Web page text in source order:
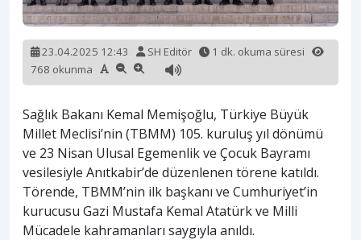
23.04.2025 12:43 SH Editör
1 dk. okuma süresi
768 okunma
Sağlık Bakanı Kemal Memişoğlu, Türkiye Büyük
Millet Meclisi’nin (TBMM) 105. kuruluş yıl dönümü
ve 23 Nisan Ulusal Egemenlik ve Çocuk Bayramı
vesilesiyle Anıtkabir’de düzenlenen törene katıldı.
Törende, TBMM’nin ilk başkanı ve Cumhuriyet’in
kurucusu Gazi Mustafa Kemal Atatürk ve Milli
Mücadele kahramanları saygıyla anıldı.